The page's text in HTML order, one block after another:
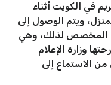
في الكويت أثناء
ويتم الوصول إلى
المخصص لذلك، وهي
وزارة الإعلام
الاستماع إلى